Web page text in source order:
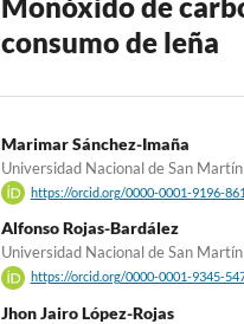
consumo de leña
Marimar Sánchez-Imaña
Universidad Nacional de San Martín
https://orcid.org/0000-0001-9196-
Alfonso Rojas-Bardález
Universidad Nacional de San Martín
https://orcid.org/0000-0001-9345-
Jhon Jairo López-Rojas